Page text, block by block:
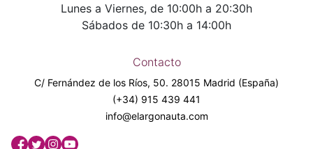
Lunes a Viernes, de 10:00h a 20:30h
Sábados de 10:30h a 14:00h
Contacto
C/ Fernández de los Ríos, 50. 28015 Madrid (España)
(+34) 915 439 441
info@elargonauta.com